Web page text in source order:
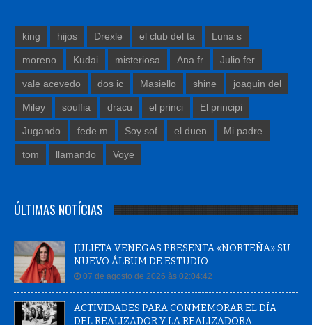
moreno Kudai misteriosa Ana fr Julio fer
vale acevedo dos ic Masiello shine joaquin del
Miley soulfia dracu el princi El principi
Jugando fede m Soy sof el duen Mi padre
tom llamando Voye
NUEVO ÁLBUM DE ESTUDIO
07 de agosto de 2026 às 02:04:42
ACTIVIDADES PARA CONMEMORAR EL DÍA
DEL REALIZADOR Y LA REALIZADORA
AUDIOVISUAL MARPLATENSE